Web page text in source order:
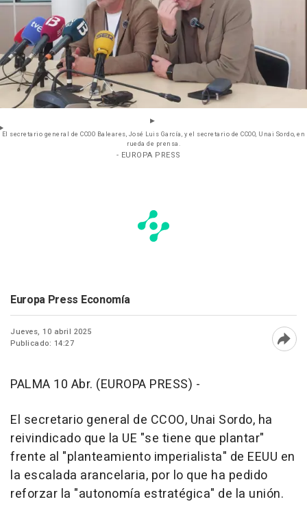
El secretario general de CCOO Baleares, José Luis García, y el secretario de CCOO, Unai Sordo, en
rueda de prensa.
- EUROPA PRESS
Europa Press Economía
Jueves, 10 abril 2025
Publicado: 14:27
PALMA 10 Abr. (EUROPA PRESS) -
El secretario general de CCOO, Unai Sordo, ha
reivindicado que la UE "se tiene que plantar"
frente al "planteamiento imperialista" de EEUU en
la escalada arancelaria, por lo que ha pedido
reforzar la "autonomía estratégica" de la unión.